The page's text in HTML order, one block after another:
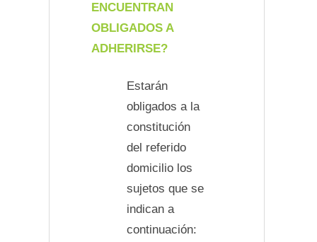
ENCUENTRAN
OBLIGADOS A
ADHERIRSE?
Estarán
obligados a la
constitución
del referido
domicilio los
sujetos que se
indican a
continuación: